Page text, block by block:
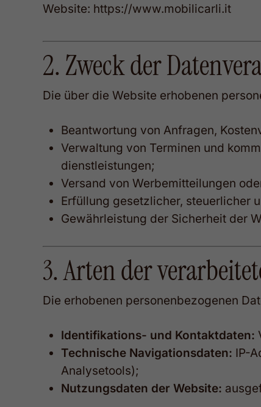
Website: https://www.mobilicarli.it
2. Zweck der
Die über die Website erhobenen
Beantwortung von Anfragen,
Verwaltung von Terminen und
dienstleistungen;
Versand von Werbemitteilungen
Erfüllung gesetzlicher, steuerlicher
Gewährleistung der Sicherheit der
3. Arten der
Die erhobenen personenbezogenen
Identifikations- und Kontaktdaten:
Technische Navigationsdaten: IP-
Analysetools);
Nutzungsdaten der Website: